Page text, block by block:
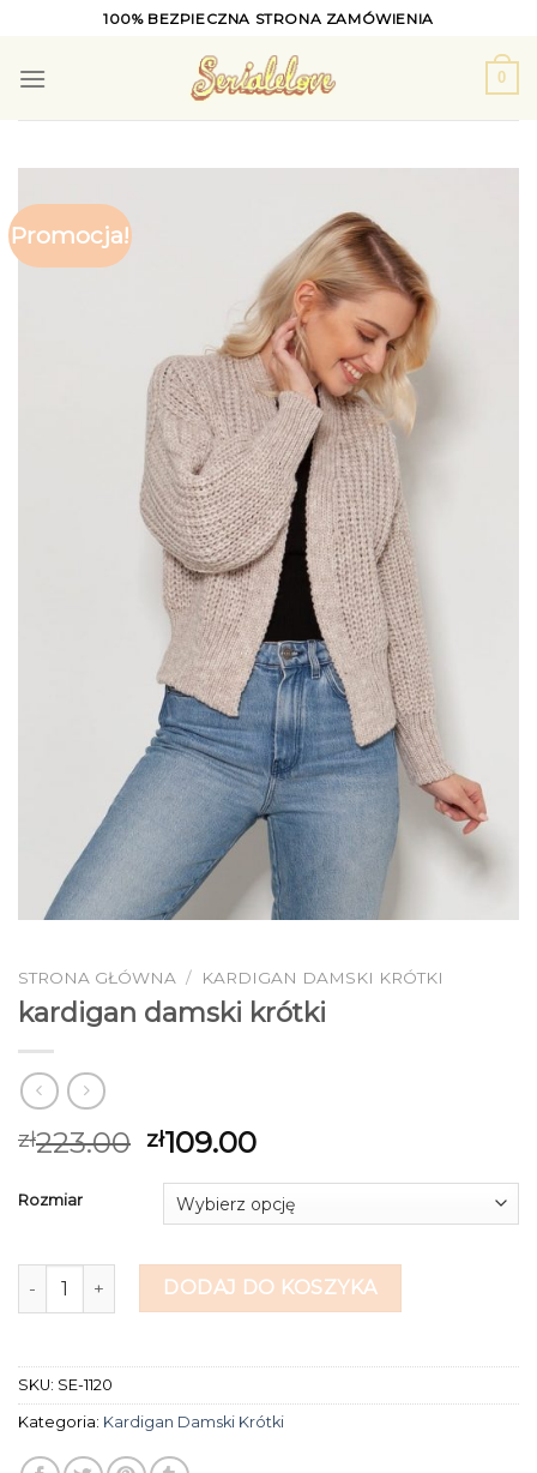
content
100% BEZPIECZNA STRONA ZAMÓWIENIA
0
Promocja!
STRONA GŁÓWNA / KARDIGAN DAMSKI KRÓTKI
kardigan damski krótki
zł223.00 zł109.00
Rozmiar
ilość kardigan damski krótkiDODAJ DO KOSZYKA
SKU: SE-1120
Kategoria: Kardigan Damski Krótki